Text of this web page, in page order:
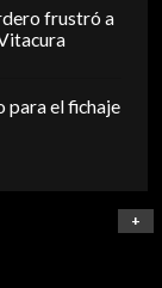
frustró a
para el fichaje
+